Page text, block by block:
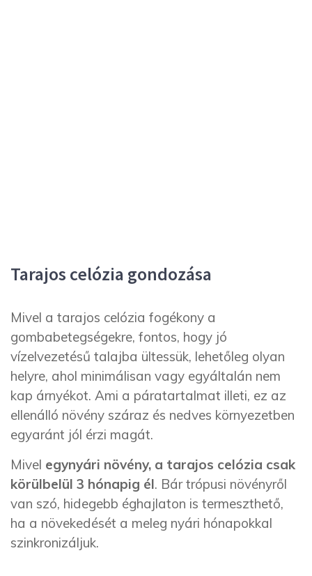
Tarajos celózia gondozása
Mivel a tarajos celózia fogékony a
gombabetegségekre, fontos, hogy jó
vízelvezetésű talajba ültessük, lehetőleg olyan
helyre, ahol minimálisan vagy egyáltalán nem
kap árnyékot. Ami a páratartalmat illeti, ez az
ellenálló növény száraz és nedves környezetben
egyaránt jól érzi magát.
Mivel egynyári növény, a tarajos celózia csak
körülbelül 3 hónapig él. Bár trópusi növényről
van szó, hidegebb éghajlaton is termeszthető,
ha a növekedését a meleg nyári hónapokkal
szinkronizáljuk.